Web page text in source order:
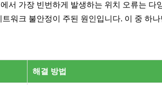
서 가장 빈번하게 발생하는 위치 오류는 다
워크 불안정이 주된 원인입니다. 이 중 하
해결 방법